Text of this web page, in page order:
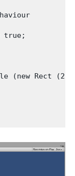
true;
(new Rect